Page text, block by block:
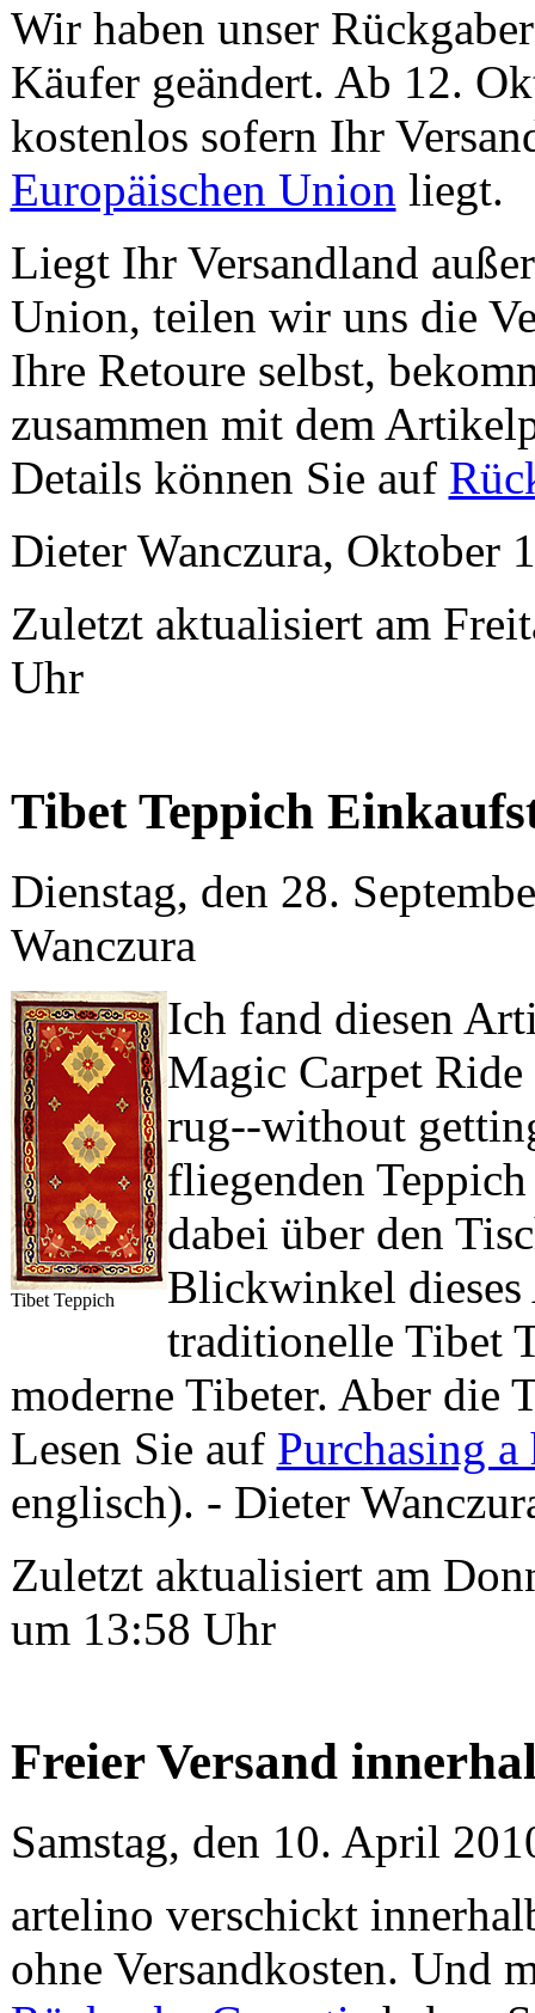
Wir haben unser
Käufer geändert. Ab 12.
kostenlos sofern Ihr
Europäischen Union liegt.
Liegt Ihr Versandland
Union, teilen wir uns die
Ihre Retoure selbst,
zusammen mit dem
Details können Sie auf
Dieter Wanczura, Oktober
Zuletzt aktualisiert am
Uhr
Tibet Teppich
Dienstag, den 28.
Wanczura
Tibet Teppich
Ich fand diesen
Magic Carpet Ride
rug--without
fliegenden
dabei über den
Blickwinkel
traditionelle Tibet
moderne Tibeter. Aber die
Lesen Sie auf Purchasing
englisch). - Dieter
Zuletzt aktualisiert am
um 13:58 Uhr
Freier Versand
Samstag, den 10. April
artelino verschickt
ohne Versandkosten. Und